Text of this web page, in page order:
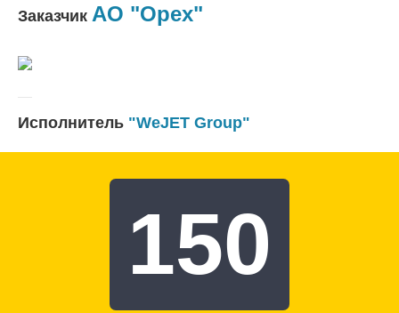
Заказчик АО "Орех"
Исполнитель "WeJET Group"
150